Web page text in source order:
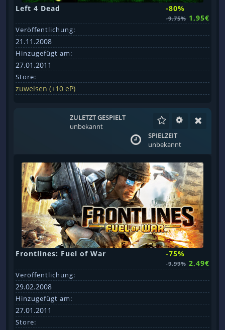
Left 4 Dead -80%
-9.75% 1,95€
Veröffentlichung:
21.11.2008
Hinzugefügt am:
27.01.2011
Store:
zuweisen (+10 eP)
ZULETZT GESPIELT
unbekannt
SPIELZEIT
unbekannt
Frontlines: Fuel of War -75%
-9.99% 2,49€
Veröffentlichung:
29.02.2008
Hinzugefügt am:
27.01.2011
Store: